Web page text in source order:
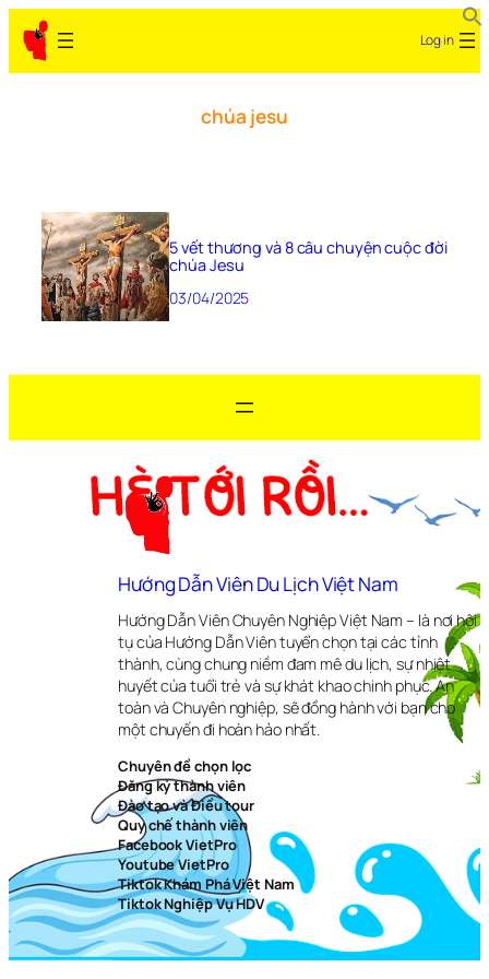
Log in
chúa jesu
5 vết thương và 8 câu chuyện cuộc đời
chúa Jesu
03/04/2025
Hướng Dẫn Viên Du Lịch Việt Nam
Hướng Dẫn Viên Chuyên Nghiệp Việt Nam – là nơi hội
tụ của Hướng Dẫn Viên tuyển chọn tại các tỉnh
thành, cùng chung niềm đam mê du lịch, sự nhiệt
huyết của tuổi trẻ và sự khát khao chinh phục. An
toàn và Chuyên nghiệp, sẽ đồng hành với bạn cho
một chuyến đi hoàn hảo nhất.
Chuyên đề chọn lọc
Đăng ký thành viên
Đào tạo và Điều tour
Quy chế thành viên
Facebook VietPro
Youtube VietPro
Tiktok Khám Phá Việt Nam
Tiktok Nghiệp Vụ HDV